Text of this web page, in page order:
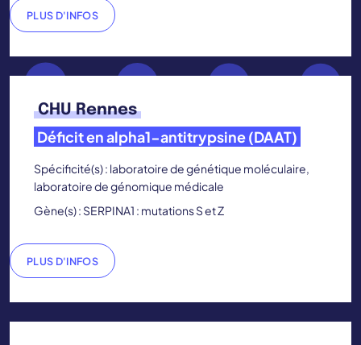
PLUS D'INFOS
CHU Rennes
Déficit en alpha1-antitrypsine (DAAT)
Spécificité(s) : laboratoire de génétique moléculaire,
laboratoire de génomique médicale
Gène(s) : SERPINA1 : mutations S et Z
PLUS D'INFOS